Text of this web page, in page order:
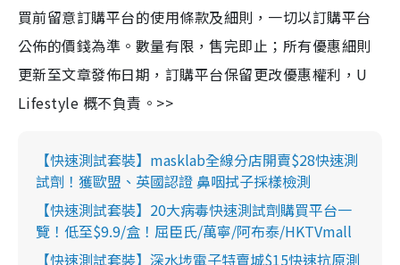
買前留意訂購平台的使用條款及細則，一切以訂購平台
公佈的價錢為準。數量有限，售完即止；所有優惠細則
更新至文章發佈日期，訂購平台保留更改優惠權利，U
Lifestyle 概不負責。>>
【快速測試套裝】masklab全線分店開賣$28快速測
試劑！獲歐盟、英國認證 鼻咽拭子採樣檢測
【快速測試套裝】20大病毒快速測試劑購買平台一
覽！低至$9.9/盒！屈臣氏/萬寧/阿布泰/HKTVmall
【快速測試套裝】深水埗電子特賣城$15快速抗原測